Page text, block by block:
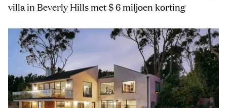
villa in Beverly Hills met $ 6 miljoen korting